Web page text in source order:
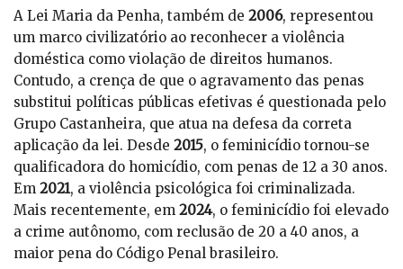
A Lei Maria da Penha, também de 2006, representou
um marco civilizatório ao reconhecer a violência
doméstica como violação de direitos humanos.
Contudo, a crença de que o agravamento das penas
substitui políticas públicas efetivas é questionada pelo
Grupo Castanheira, que atua na defesa da correta
aplicação da lei. Desde 2015, o feminicídio tornou-se
qualificadora do homicídio, com penas de 12 a 30 anos.
Em 2021, a violência psicológica foi criminalizada.
Mais recentemente, em 2024, o feminicídio foi elevado
a crime autônomo, com reclusão de 20 a 40 anos, a
maior pena do Código Penal brasileiro.